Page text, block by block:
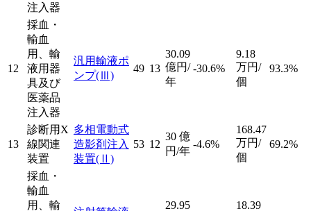
注入器
12
採血・
輸血
用、輸
液用器
具及び
医薬品
注入器
汎用輸液ポ
ンプ(Ⅲ)
49 13
30.09
億円/
年
-30.6%
9.18
万円/
個
93.3%
13
診断用X
線関連
装置
多相電動式
造影剤注入
装置(Ⅱ)
53 12
30 億
円/年
-4.6%
168.47
万円/
個
69.2%
採血・
輸血
用、輸
29.95 18.39